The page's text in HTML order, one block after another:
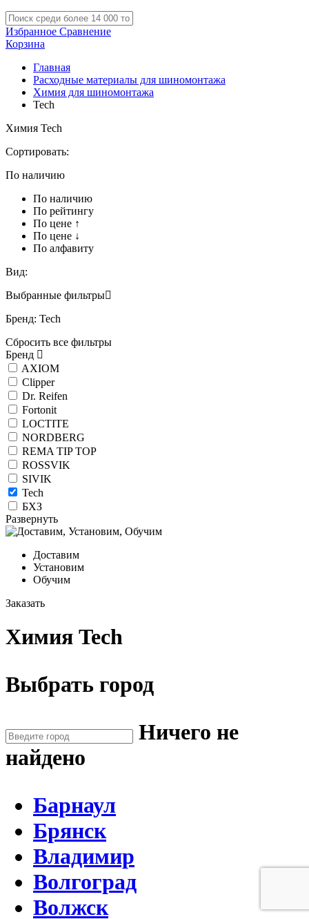
Избранное Сравнение
Корзина
Главная
Расходные материалы для шиномонтажа
Химия для шиномонтажа
Tech
Химия Tech
Сортировать:
По наличию
По наличию
По рейтингу
По цене ↑
По цене ↓
По алфавиту
Вид:
Выбранные фильтры
Бренд: Tech
Сбросить все фильтры
Бренд
AXIOM
Clipper
Dr. Reifen
Fortonit
LOCTITE
NORDBERG
REMA TIP TOP
ROSSVIK
SIVIK
Tech
БХЗ
Развернуть
Доставим
Установим
Обучим
Заказать
Химия Tech
Выбрать город
Ничего не
найдено
Барнаул
Брянск
Владимир
Волгоград
Волжск